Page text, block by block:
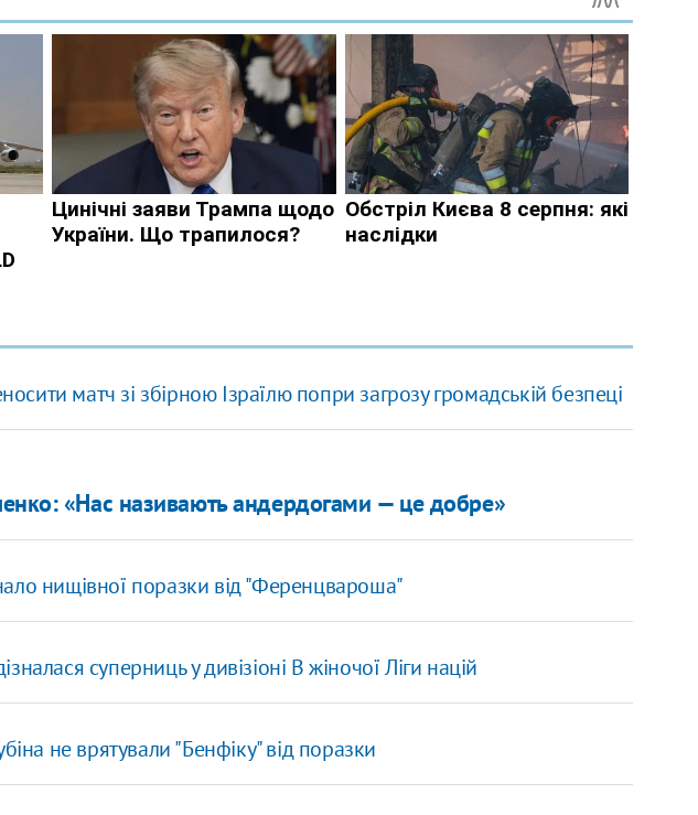
матч зі збірною Ізраїлю попри загрозу громадській безпеці
«Нас називають андердогами — це добре»
нищівної поразки від "Ференцвароша"
суперниць у дивізіоні B жіночої Ліги націй
не врятували "Бенфіку" від поразки